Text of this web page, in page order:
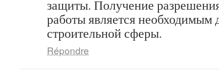
защиты. Получение
работы является необходимым
строительной сферы.
Répondre